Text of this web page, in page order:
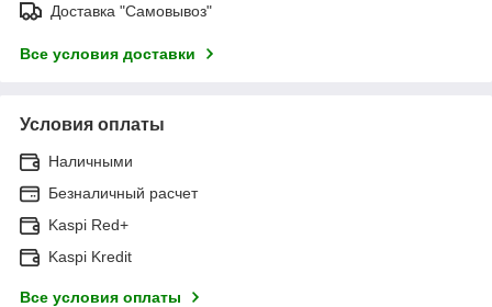
Доставка "Самовывоз"
Все условия доставки
Условия оплаты
Наличными
Безналичный расчет
Kaspi Red+
Kaspi Kredit
Все условия оплаты